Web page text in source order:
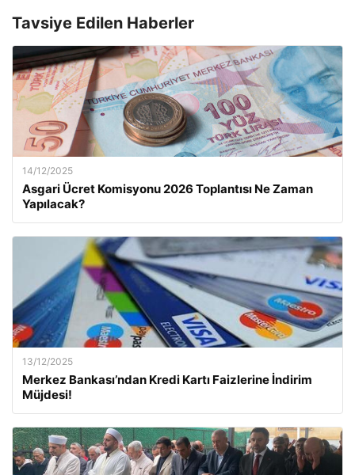
Tavsiye Edilen Haberler
14/12/2025
Asgari Ücret Komisyonu 2026 Toplantısı Ne Zaman
Yapılacak?
13/12/2025
Merkez Bankası’ndan Kredi Kartı Faizlerine İndirim
Müjdesi!